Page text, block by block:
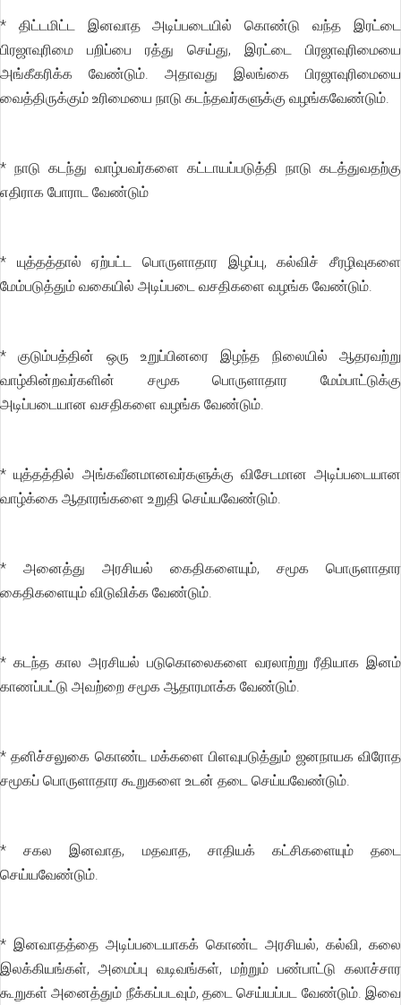
* திட்டமிட்ட இனவாத அடிப்படையில் கொண்டு வந்த இரட்டை
பிரஜாவுரிமை பறிப்பை ரத்து செய்து, இரட்டை பிரஜாவுரிமையை
அங்கீகரிக்க வேண்டும். அதாவது இலங்கை பிரஜாவுரிமையை
வைத்திருக்கும் உரிமையை நாடு கடந்தவர்களுக்கு வழங்கவேண்டும்.
* நாடு கடந்து வாழ்பவர்களை கட்டாயப்படுத்தி நாடு கடத்துவதற்கு
எதிராக போராட வேண்டும்
* யுத்தத்தால் ஏற்பட்ட பொருளாதார இழப்பு, கல்விச் சீரழிவுகளை
மேம்படுத்தும் வகையில் அடிப்படை வசதிகளை வழங்க வேண்டும்.
* குடும்பத்தின் ஒரு உறுப்பினரை இழந்த நிலையில் ஆதரவற்று
வாழ்கின்றவர்களின் சமூக பொருளாதார மேம்பாட்டுக்கு
அடிப்படையான வசதிகளை வழங்க வேண்டும்.
* யுத்தத்தில் அங்கவீனமானவர்களுக்கு விசேடமான அடிப்படையான
வாழ்க்கை ஆதாரங்களை உறுதி செய்யவேண்டும்.
* அனைத்து அரசியல் கைதிகளையும், சமூக பொருளாதார
கைதிகளையும் விடுவிக்க வேண்டும்.
* கடந்த கால அரசியல் படுகொலைகளை வரலாற்று ரீதியாக இனம்
காணப்பட்டு அவற்றை சமூக ஆதாரமாக்க வேண்டும்.
* தனிச்சலுகை கொண்ட மக்களை பிளவுபடுத்தும் ஜனநாயக விரோத
சமூகப் பொருளாதார கூறுகளை உடன் தடை செய்யவேண்டும்.
* சகல இனவாத, மதவாத, சாதியக் கட்சிகளையும் தடை
செய்யவேண்டும்.
* இனவாதத்தை அடிப்படையாகக் கொண்ட அரசியல், கல்வி, கலை
இலக்கியங்கள், அமைப்பு வடிவங்கள், மற்றும் பண்பாட்டு கலாச்சார
கூறுகள் அனைத்தும் நீக்கப்படவும், தடை செய்யப்பட வேண்டும். இவை